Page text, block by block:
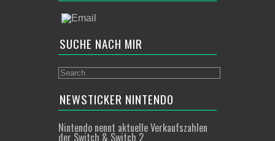
SUCHE NACH MIR
NEWSTICKER NINTENDO
Nintendo nennt aktuelle Verkaufszahlen
der Switch & Switch 2